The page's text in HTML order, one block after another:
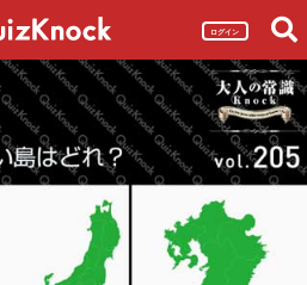
ログイン